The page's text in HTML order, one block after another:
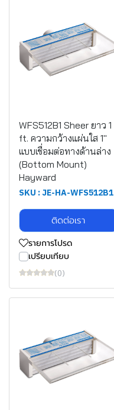
WFS512B1 Sheer ยาว 1
ft. ความกว้างแผ่นใส 1"
แบบเชื่อมต่อทางด้านล่าง
(Bottom Mount)
Hayward
SKU : JE-HA-WFS512B1
ติดต่อเรา
รายการโปรด
เปรียบเทียบ
(0)